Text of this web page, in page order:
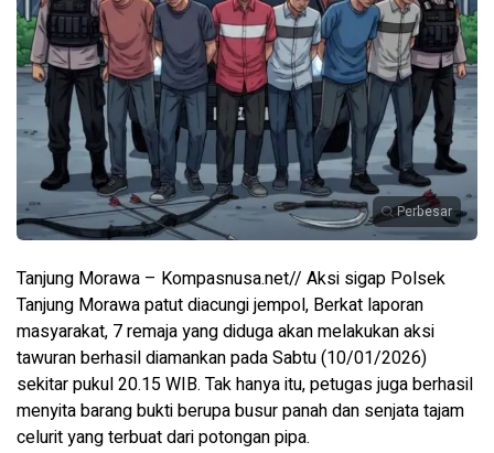
Perbesar
Tanjung Morawa – Kompasnusa.net// Aksi sigap Polsek
Tanjung Morawa patut diacungi jempol, Berkat laporan
masyarakat, 7 remaja yang diduga akan melakukan aksi
tawuran berhasil diamankan pada Sabtu (10/01/2026)
sekitar pukul 20.15 WIB. Tak hanya itu, petugas juga berhasil
menyita barang bukti berupa busur panah dan senjata tajam
celurit yang terbuat dari potongan pipa.